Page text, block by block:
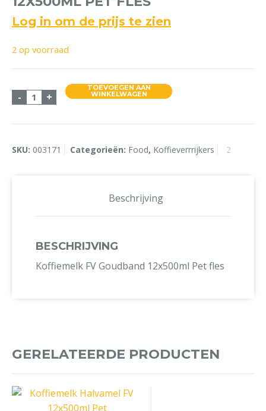
Log in om de prijs te zien
2 op voorraad
- Koffiemelk FV Goudband 12x500ml Pet fles aantal
+
TOEVOEGEN AAN
WINKELWAGEN
SKU: 003171 Categorieën: Food, Koffieverrrijkers
Beschrijving
BESCHRIJVING
Koffiemelk FV Goudband 12x500ml Pet fles
GERELATEERDE PRODUCTEN